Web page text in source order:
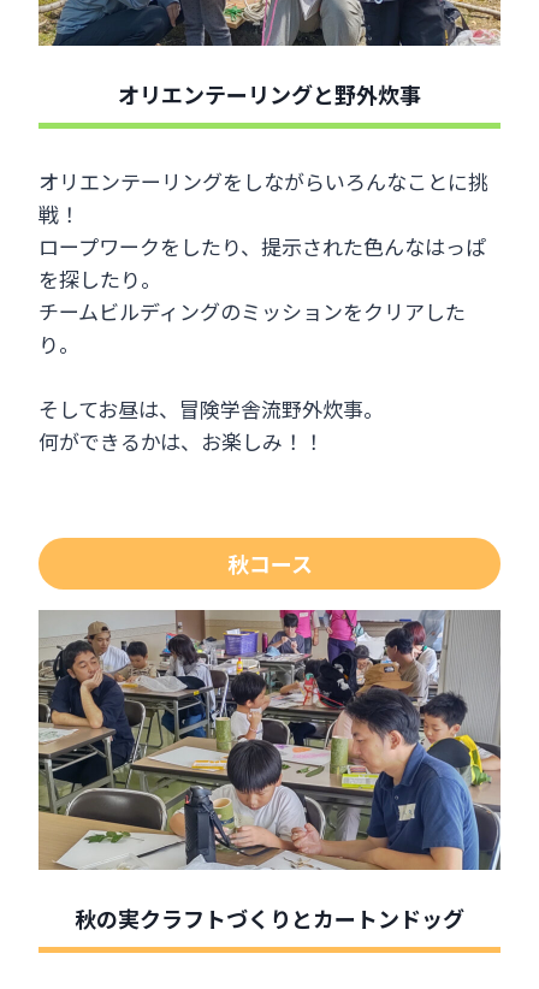
オリエンテーリングと野外炊事
オリエンテーリングをしながらいろんなことに挑
戦！
ロープワークをしたり、提示された色んなはっぱ
を探したり。
チームビルディングのミッションをクリアした
り。
そしてお昼は、冒険学舎流野外炊事。
何ができるかは、お楽しみ！！
秋コース
秋の実クラフトづくりとカートンドッグ